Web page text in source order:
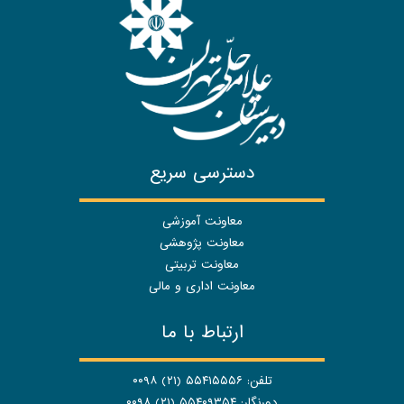
دسترسی سریع
معاونت آموزشی
معاونت پژوهشی
معاونت تربیتی
معاونت اداری و مالی
ارتباط با ما
تلفن: ۵۵۴۱۵۵۵۶ (۲۱) ۰۰۹۸